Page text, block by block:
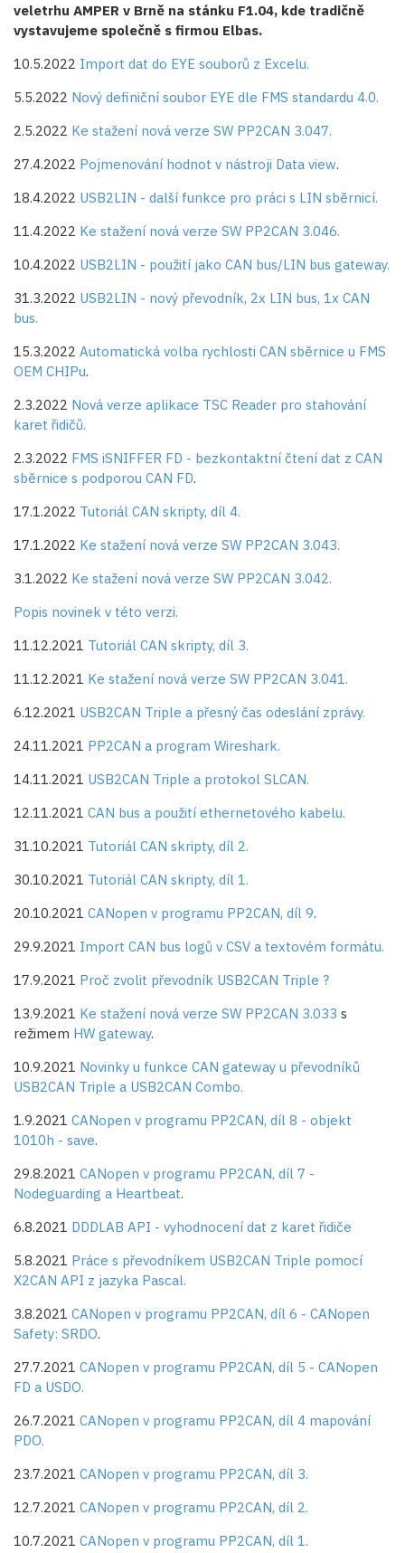
veletrhu AMPER v Brně na stánku F1.04, kde tradičně
vystavujeme společně s firmou Elbas.
10.5.2022 Import dat do EYE souborů z Excelu.
5.5.2022 Nový definiční soubor EYE dle FMS standardu 4.0.
2.5.2022 Ke stažení nová verze SW PP2CAN 3.047.
27.4.2022 Pojmenování hodnot v nástroji Data view.
18.4.2022 USB2LIN - další funkce pro práci s LIN sběrnicí.
11.4.2022 Ke stažení nová verze SW PP2CAN 3.046.
10.4.2022 USB2LIN - použití jako CAN bus/LIN bus gateway.
31.3.2022 USB2LIN - nový převodník, 2x LIN bus, 1x CAN
bus.
15.3.2022 Automatická volba rychlosti CAN sběrnice u FMS
OEM CHIPu.
2.3.2022 Nová verze aplikace TSC Reader pro stahování
karet řidičů.
2.3.2022 FMS iSNIFFER FD - bezkontaktní čtení dat z CAN
sběrnice s podporou CAN FD.
17.1.2022 Tutoriál CAN skripty, díl 4.
17.1.2022 Ke stažení nová verze SW PP2CAN 3.043.
3.1.2022 Ke stažení nová verze SW PP2CAN 3.042.
Popis novinek v této verzi.
11.12.2021 Tutoriál CAN skripty, díl 3.
11.12.2021 Ke stažení nová verze SW PP2CAN 3.041.
6.12.2021 USB2CAN Triple a přesný čas odeslání zprávy.
24.11.2021 PP2CAN a program Wireshark.
14.11.2021 USB2CAN Triple a protokol SLCAN.
12.11.2021 CAN bus a použití ethernetového kabelu.
31.10.2021 Tutoriál CAN skripty, díl 2.
30.10.2021 Tutoriál CAN skripty, díl 1.
20.10.2021 CANopen v programu PP2CAN, díl 9.
29.9.2021 Import CAN bus logů v CSV a textovém formátu.
17.9.2021 Proč zvolit převodník USB2CAN Triple ?
13.9.2021 Ke stažení nová verze SW PP2CAN 3.033 s
režimem HW gateway.
10.9.2021 Novinky u funkce CAN gateway u převodníků
USB2CAN Triple a USB2CAN Combo.
1.9.2021 CANopen v programu PP2CAN, díl 8 - objekt
1010h - save.
29.8.2021 CANopen v programu PP2CAN, díl 7 -
Nodeguarding a Heartbeat.
6.8.2021 DDDLAB API - vyhodnocení dat z karet řidiče
5.8.2021 Práce s převodníkem USB2CAN Triple pomocí
X2CAN API z jazyka Pascal.
3.8.2021 CANopen v programu PP2CAN, díl 6 - CANopen
Safety: SRDO.
27.7.2021 CANopen v programu PP2CAN, díl 5 - CANopen
FD a USDO.
26.7.2021 CANopen v programu PP2CAN, díl 4 mapování
PDO.
23.7.2021 CANopen v programu PP2CAN, díl 3.
12.7.2021 CANopen v programu PP2CAN, díl 2.
10.7.2021 CANopen v programu PP2CAN, díl 1.